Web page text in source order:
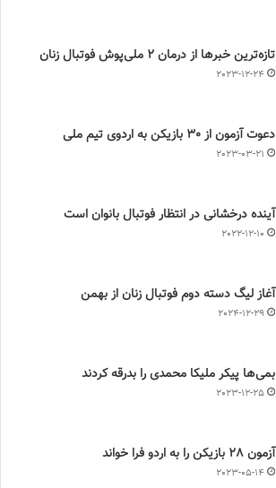
تازه‌ترین خبرها از درمان ۲ ملی‌پوش فوتبال زنان
2023-12-24
دعوت آزمون از 30 بازیکن به اردوی تیم ملی
2023-03-21
آینده درخشانی در انتظار فوتبال بانوان است
2022-12-10
آغاز لیگ دسته دوم فوتبال زنان از بهمن
2024-12-29
بمی‌ها پیکر ملیکا محمدی را بدرقه کردند
2023-12-25
آزمون 28 بازیکن را به اردو فرا خواند
2023-05-14